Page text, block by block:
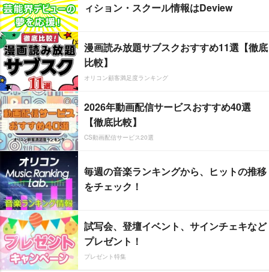
ィション・スクール情報はDeview
漫画読み放題サブスクおすすめ11選【徹底
比較】
オリコン顧客満足度ランキング
2026年動画配信サービスおすすめ40選
【徹底比較】
CS動画配信サービス20選
毎週の音楽ランキングから、ヒットの推移
をチェック！
試写会、登壇イベント、サインチェキなど
プレゼント！
プレゼント特集